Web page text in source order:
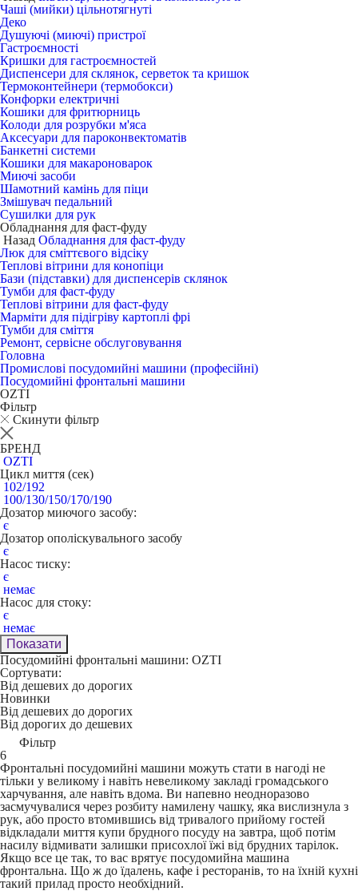
Чаші (мийки) цільнотягнуті
Деко
Душуючі (миючі) пристрої
Гастроємності
Кришки для гастроємностей
Диспенсери для склянок, серветок та кришок
Термоконтейнери (термобокси)
Конфорки електричні
Кошики для фритюрниць
Колоди для розрубки м'яса
Аксесуари для пароконвектоматів
Банкетні системи
Кошики для макароноварок
Миючі засоби
Шамотний камінь для піци
Змішувач педальний
Сушилки для рук
Обладнання для фаст-фуду
Назад Обладнання для фаст-фуду
Люк для сміттєвого відсіку
Теплові вітрини для конопіци
Бази (підставки) для диспенсерів склянок
Тумби для фаст-фуду
Теплові вітрини для фаст-фуду
Марміти для підігріву картоплі фрі
Тумби для сміття
Ремонт, сервісне обслуговування
Головна
Промислові посудомийні машини (професійні)
Посудомийні фронтальні машини
OZTI
Фільтр
Скинути фільтр
БРЕНД
OZTI
Цикл миття (сек)
102/192
100/130/150/170/190
Дозатор миючого засобу:
є
Дозатор ополіскувального засобу
є
Насос тиску:
є
немає
Насос для стоку:
є
немає
Показати
Посудомийні фронтальні машини: OZTI
Сортувати:
Від дешевих до дорогих
Новинки
Від дешевих до дорогих
Від дорогих до дешевих
Фільтр
6
Фронтальні посудомийні машини можуть стати в нагоді не
тільки у великому і навіть невеликому закладі громадського
харчування, але навіть вдома. Ви напевно неодноразово
засмучувалися через розбиту намилену чашку, яка вислизнула з
рук, або просто втомившись від тривалого прийому гостей
відкладали миття купи брудного посуду на завтра, щоб потім
насилу відмивати залишки присохлої їжі від брудних тарілок.
Якщо все це так, то вас врятує посудомийна машина
фронтальна. Що ж до їдалень, кафе і ресторанів, то на їхній кухні
такий прилад просто необхідний.